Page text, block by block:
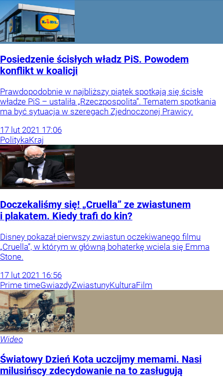
Posiedzenie ścisłych władz PiS. Powodem
konflikt w koalicji
Prawdopodobnie w najbliższy piątek spotkają się ścisłe
władze PiS – ustaliła „Rzeczpospolita”. Tematem spotkania
ma być sytuacja w szeregach Zjednoczonej Prawicy.
17 lut 2021 17:06
PolitykaKraj
Doczekaliśmy się! „Cruella” ze zwiastunem
i plakatem. Kiedy trafi do kin?
Disney pokazał pierwszy zwiastun oczekiwanego filmu
„Cruella”, w którym w główną bohaterkę wciela się Emma
Stone.
17 lut 2021 16:56
Prime timeGwiazdyZwiastunyKulturaFilm
Wideo
Światowy Dzień Kota uczcijmy memami. Nasi
milusińscy zdecydowanie na to zasługują